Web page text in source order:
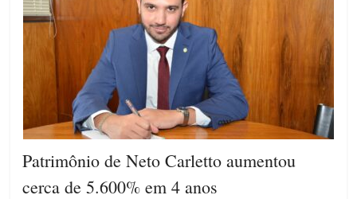
Patrimônio de Neto Carletto aumentou
cerca de 5.600% em 4 anos